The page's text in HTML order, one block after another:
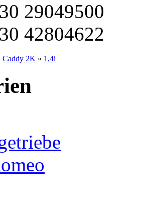
29049500
42804622
Caddy 2K » 1,4i